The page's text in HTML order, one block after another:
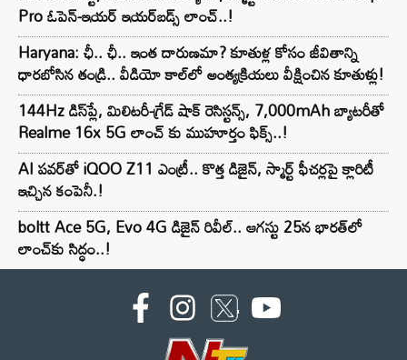
Pro ఓపెన్-ఇయర్ ఇయర్‌బడ్స్ లాంచ్..!
Haryana: ఛీ.. ఛీ.. ఇంత దారుణమా? కూతుళ్ల కోసం జీవితాన్ని
ధారబోసిన తండ్రి.. వీడియో కాల్‌లో అంత్యక్రియలు వీక్షించిన కూతుళ్లు!
144Hz డిస్‌ప్లే, మిలిటరీ-గ్రేడ్ షాక్ రెసిస్టన్స్, 7,000mAh బ్యాటరీతో
Realme 16x 5G లాంచ్ కు ముహూర్తం ఫిక్స్..!
AI పవర్‌తో iQOO Z11 ఎంట్రీ.. కొత్త డిజైన్, స్మార్ట్ ఫీచర్లపై క్లారిటీ
ఇచ్చిన కంపెనీ.!
boltt Ace 5G, Evo 4G డిజైన్ రివీల్.. ఆగస్టు 25న భారత్‌లో
లాంచ్‌కు సిద్ధం..!